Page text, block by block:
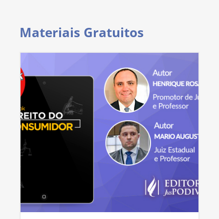
Materiais Gratuitos